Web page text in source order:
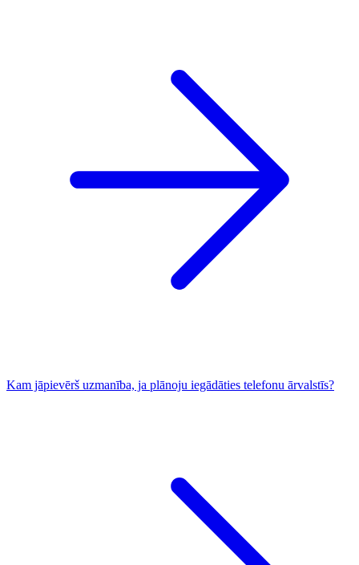
Kam jāpievērš uzmanība, ja plānoju iegādāties telefonu ārvalstīs?